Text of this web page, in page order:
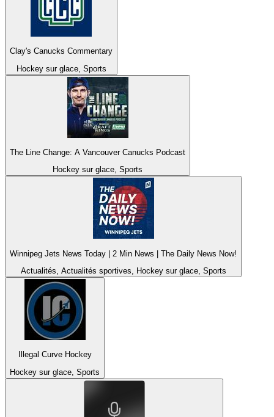
Clay's Canucks Commentary
Hockey sur glace, Sports
The Line Change: A Vancouver Canucks Podcast
Hockey sur glace, Sports
Winnipeg Jets News Today | 2 Min News | The Daily News Now!
Actualités, Actualités sportives, Hockey sur glace, Sports
Illegal Curve Hockey
Hockey sur glace, Sports